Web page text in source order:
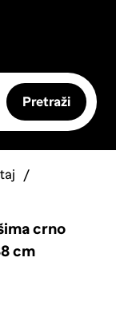
Pretraži
crno
cm